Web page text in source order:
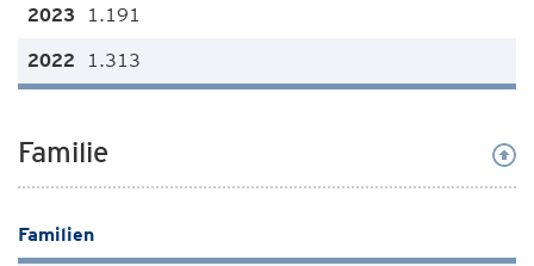
1.191
1.313
Familie
Familien